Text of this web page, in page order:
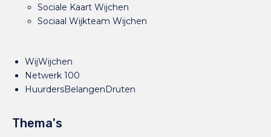
Sociale Kaart Wijchen
Sociaal Wijkteam Wijchen
WijWijchen
Netwerk 100
HuurdersBelangenDruten
Thema's